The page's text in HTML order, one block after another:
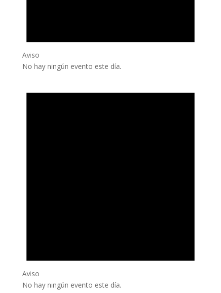
Aviso
No hay ningún evento este día.
Aviso
No hay ningún evento este día.